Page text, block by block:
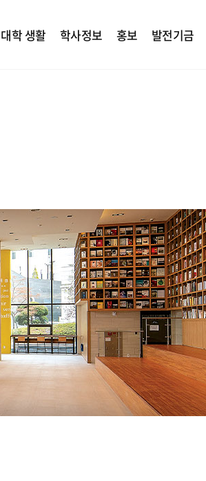
대학 생활 학사정보 홍보 발전기금